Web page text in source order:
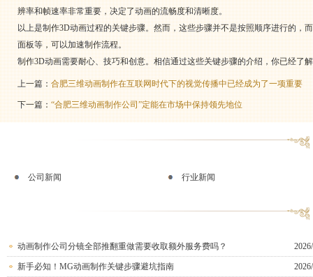
辨率和帧速率非常重要，决定了动画的流畅度和清晰度。
以上是制作3D动画过程的关键步骤。然而，这些步骤并不是按照顺序进行的
面板等，可以加速制作流程。
制作3D动画需要耐心、技巧和创意。相信通过这些关键步骤的介绍，你已经了
上一篇：合肥三维动画制作在互联网时代下的视觉传播中已经成为了一项重要
下一篇：“合肥三维动画制作公司”定能在市场中保持领先地位
公司新闻 行业新闻
动画制作公司分镜全部推翻重做需要收取额外服务费吗？
新手必知！MG动画制作关键步骤避坑指南